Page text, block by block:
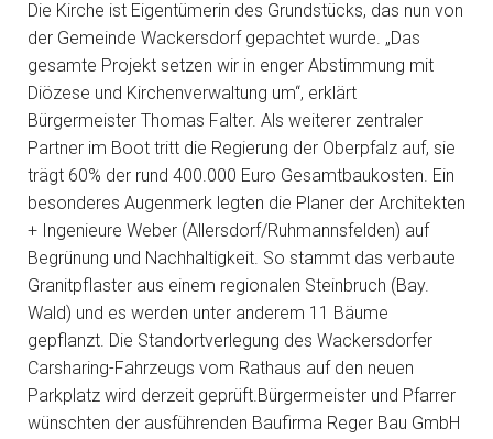
Die Kirche ist Eigentümerin des Grundstücks, das nun von
der Gemeinde Wackersdorf gepachtet wurde. „Das
gesamte Projekt setzen wir in enger Abstimmung mit
Diözese und Kirchenverwaltung um“, erklärt
Bürgermeister Thomas Falter. Als weiterer zentraler
Partner im Boot tritt die Regierung der Oberpfalz auf, sie
trägt 60% der rund 400.000 Euro Gesamtbaukosten. Ein
besonderes Augenmerk legten die Planer der Architekten
+ Ingenieure Weber (Allersdorf/Ruhmannsfelden) auf
Begrünung und Nachhaltigkeit. So stammt das verbaute
Granitpflaster aus einem regionalen Steinbruch (Bay.
Wald) und es werden unter anderem 11 Bäume
gepflanzt. Die Standortverlegung des Wackersdorfer
Carsharing-Fahrzeugs vom Rathaus auf den neuen
Parkplatz wird derzeit geprüft.Bürgermeister und Pfarrer
wünschten der ausführenden Baufirma Reger Bau GmbH